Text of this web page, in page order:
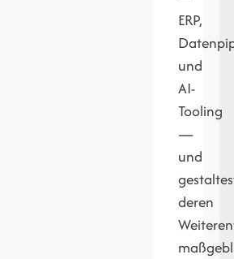
ERP,
und
AI-
Tooling
—
und
deren